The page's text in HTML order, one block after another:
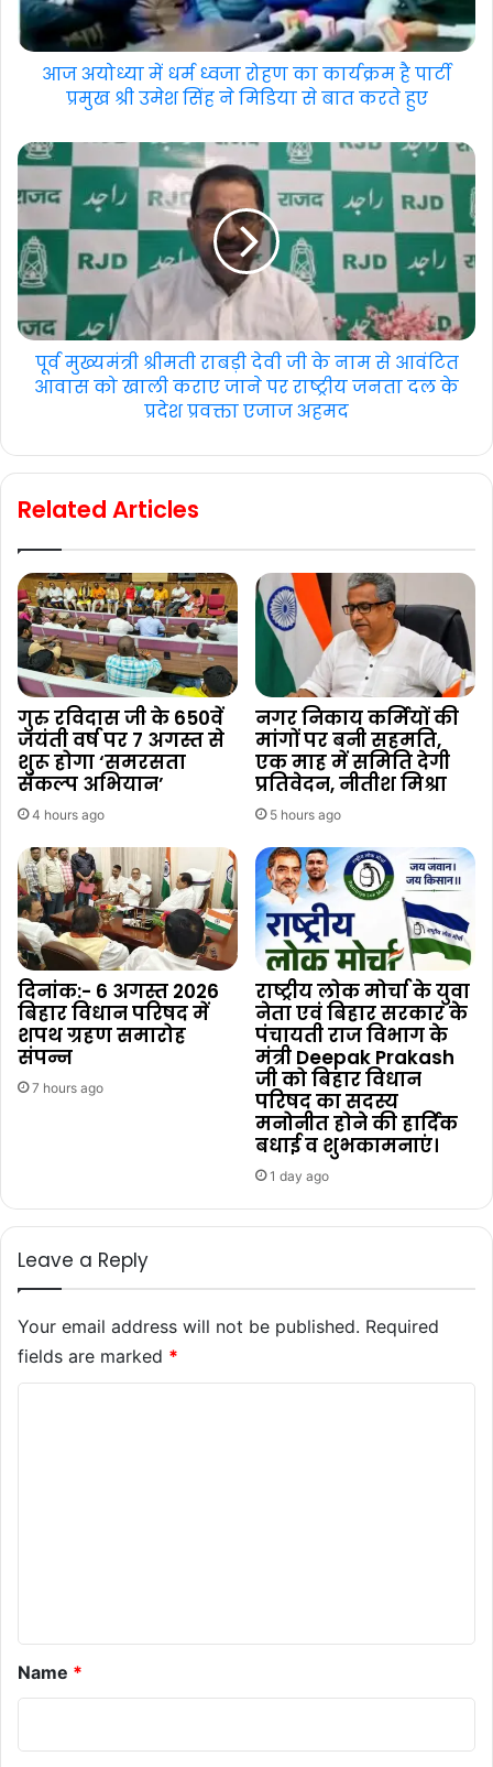
आज अयोध्या में धर्म ध्वजा रोहण का कार्यक्रम है पार्टी
प्रमुख श्री उमेश सिंह ने मिडिया से बात करते हुए
पूर्व मुख्यमंत्री श्रीमती राबड़ी देवी जी के नाम से आवंटित
आवास को खाली कराए जाने पर राष्ट्रीय जनता दल के
प्रदेश प्रवक्ता एजाज अहमद
Related Articles
गुरु रविदास जी के 650वें
जयंती वर्ष पर 7 अगस्त से
शुरू होगा ‘समरसता
संकल्प अभियान’
4 hours ago
नगर निकाय कर्मियों की
मांगों पर बनी सहमति,
एक माह में समिति देगी
प्रतिवेदन, नीतीश मिश्रा
5 hours ago
दिनांक:- 6 अगस्त 2026
बिहार विधान परिषद में
शपथ ग्रहण समारोह
संपन्न
7 hours ago
राष्ट्रीय लोक मोर्चा के युवा
नेता एवं बिहार सरकार के
पंचायती राज विभाग के
मंत्री Deepak Prakash
जी को बिहार विधान
परिषद का सदस्य
मनोनीत होने की हार्दिक
बधाई व शुभकामनाएं।
1 day ago
Leave a Reply
Your email address will not be published. Required
fields are marked *
Name *